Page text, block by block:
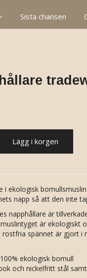
Lägg i korgen
i ekologisk
napp så att den inte
napphållare är
är ekologiskt
spännet är gjort i
ekologisk bomull
och nickelfritt stål
Sista chansen